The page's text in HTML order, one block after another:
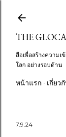
THE
สื่อเพื่อสร้างความ
โลก อย่างรอบด้าน
หน้าแรก เกี่ยว
7.9.24